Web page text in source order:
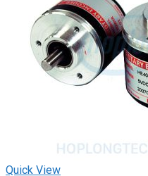
Quick View